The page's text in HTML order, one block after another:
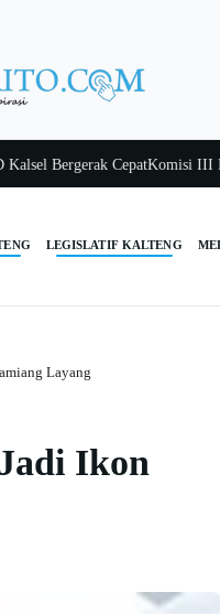
Bergerak CepatKomisi III Kalsel
LEGISLATIF KALTENG
Layang
Ikon